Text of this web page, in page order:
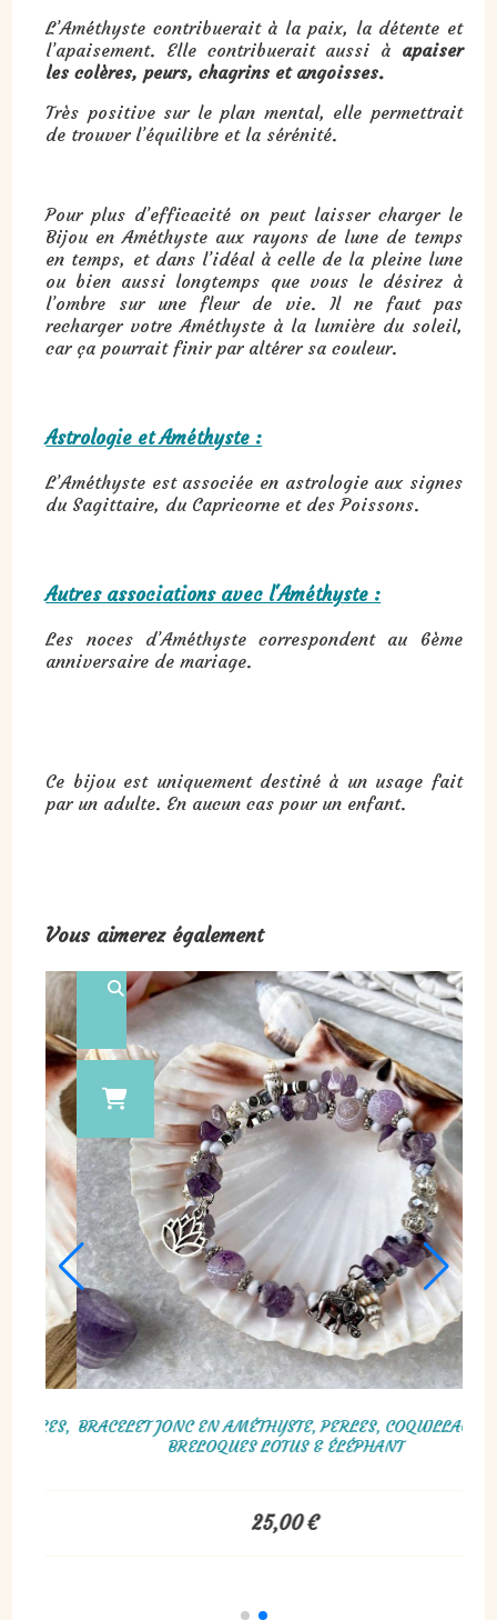
L’Améthyste contribuerait à la paix, la détente et
l’apaisement. Elle contribuerait aussi à apaiser
les colères, peurs, chagrins et angoisses.
Très positive sur le plan mental, elle permettrait
de trouver l’équilibre et la sérénité.
Pour plus d’efficacité on peut laisser charger le
Bijou en Améthyste aux rayons de lune de temps
en temps, et dans l’idéal à celle de la pleine lune
ou bien aussi longtemps que vous le désirez à
l’ombre sur une fleur de vie. Il ne faut pas
recharger votre Améthyste à la lumière du soleil,
car ça pourrait finir par altérer sa couleur.
Astrologie et Améthyste :
L’Améthyste est associée en astrologie aux signes
du Sagittaire, du Capricorne et des Poissons.
Autres associations avec l'Améthyste :
Les noces d’Améthyste correspondent au 6ème
anniversaire de mariage.
Ce bijou est uniquement destiné à un usage fait
par un adulte. En aucun cas pour un enfant.
Vous aimerez également
ROSE, PERLES, BRACELET JONC EN AMÉTHYSTE, PERLES,
BRELOQUES LOTUS &